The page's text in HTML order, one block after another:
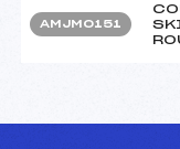
AMJM0151